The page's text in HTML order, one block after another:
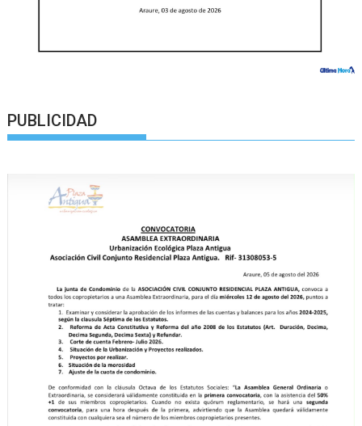
PUBLICIDAD